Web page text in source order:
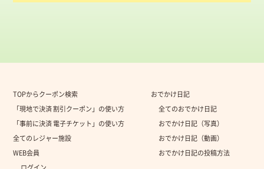
TOPからクーポン検索
「現地で決済 割引クーポン」の使い方
「事前に決済 電子チケット」の使い方
全てのレジャー施設
WEB会員
おでかけ日記
全てのおでかけ日記
おでかけ日記（写真）
おでかけ日記（動画）
おでかけ日記の投稿方法